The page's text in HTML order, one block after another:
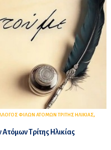
ΦΙΛΩΝ ΑΤΟΜΩΝ ΤΡΙΤΗΣ ΗΛΙΚΙΑΣ,
Τρίτης Ηλικίας